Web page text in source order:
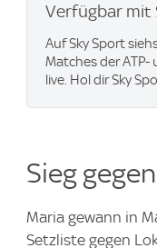
Verfügbar mit
Auf Sky Sport
Matches der ATP-
live. Hol dir Sky
Sieg
Maria gewann in
Setzliste gegen